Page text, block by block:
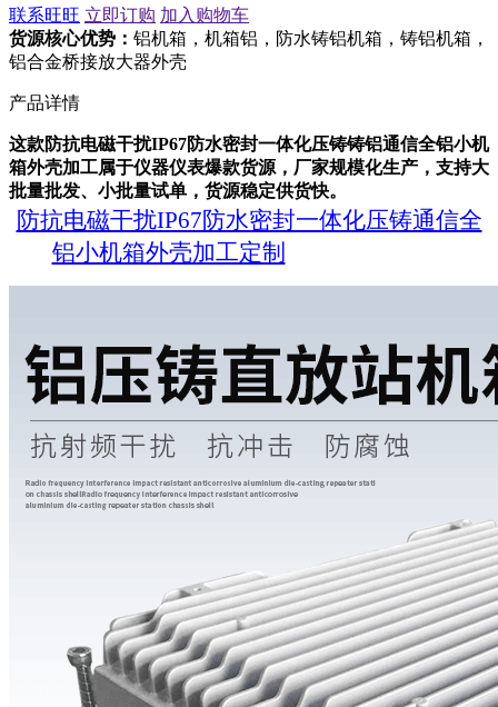
联系旺旺 立即订购 加入购物车
货源核心优势： 铝机箱，机箱铝，防水铸铝机箱，铸铝机箱，
铝合金桥接放大器外壳
产品详情
这款防抗电磁干扰IP67防水密封一体化压铸铸铝通信全铝小机
箱外壳加工属于仪器仪表爆款货源，厂家规模化生产，支持大
批量批发、小批量试单，货源稳定供货快。
防抗电磁干扰IP67防水密封一体化压铸通信全
铝小机箱外壳加工定制